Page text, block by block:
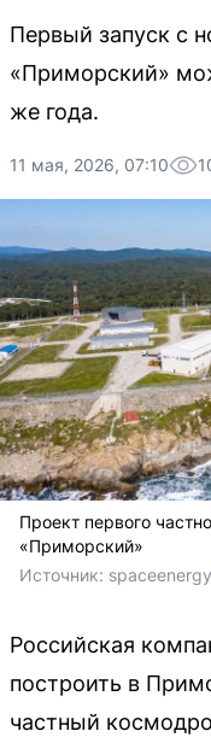
Первый запуск с
«Приморский»
же года.
11 мая, 2026, 07:10
Проект первого
«Приморский»
Источник:
Российская
построить в
частный